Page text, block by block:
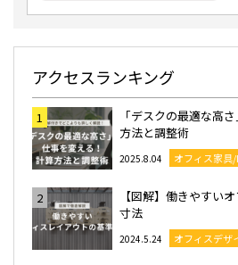
アクセスランキング
1
「デスクの最適な高
方法と調整術
2025.8.04 オフィス家具
2
【図解】働きやすい
寸法
2024.5.24 オフィスデザ